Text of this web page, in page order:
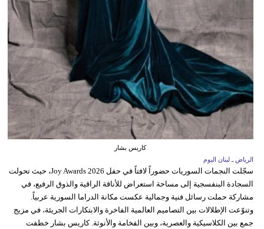
كاريس بشار
الرياض ـ لبنان اليوم
سجّلت النجمات السوريات حضوراً لافتاً في حفل Joy Awards 2026، حيث تحولت
السجادة البنفسجية إلى مساحة استعراض للأناقة الراقية والذوق الرفيع، في
مشاركة حملت رسائل فنية وجمالية عكست مكانة الدراما السورية عربياً.
وتنوّعت الإطلالات بين التصاميم العالمية الفاخرة والابتكارات الجريئة، في مزيج
جمع بين الكلاسيكية والعصرية، وبين الفخامة والأنوثة. كاريس بشار خطفت